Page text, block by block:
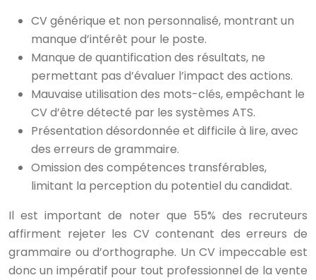
CV générique et non personnalisé, montrant un
manque d’intérêt pour le poste.
Manque de quantification des résultats, ne
permettant pas d’évaluer l’impact des actions.
Mauvaise utilisation des mots-clés, empêchant le
CV d’être détecté par les systèmes ATS.
Présentation désordonnée et difficile à lire, avec
des erreurs de grammaire.
Omission des compétences transférables,
limitant la perception du potentiel du candidat.
Il est important de noter que 55% des recruteurs
affirment rejeter les CV contenant des erreurs de
grammaire ou d’orthographe. Un CV impeccable est
donc un impératif pour tout professionnel de la vente